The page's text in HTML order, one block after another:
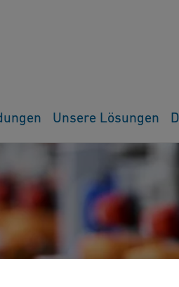
Unsere Lösungen